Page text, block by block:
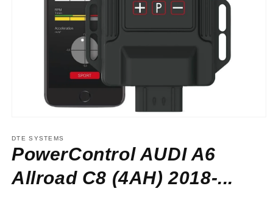
1
in
modal
DTE SYSTEMS
PowerControl AUDI A6
Allroad C8 (4AH) 2018-...